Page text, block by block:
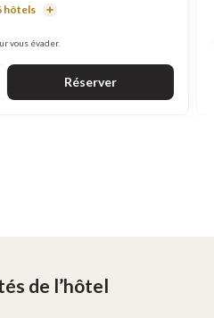
hôtels
En
vous évader.
Réserver
de l’hôtel